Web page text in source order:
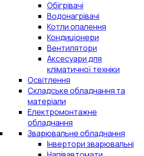
Обігрівачі
Водонагрівачі
Котли опалення
Кондиціонери
Вентилятори
Аксесуари для
кліматичної техніки
Освітлення
Складське обладнання та
матеріали
Електромонтажне
обладнання
Зварювальне обладнання
Інвертори зварювальні